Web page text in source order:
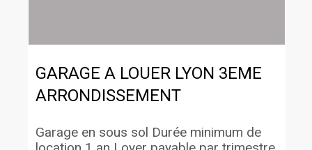
GARAGE A LOUER LYON 3EME
ARRONDISSEMENT
Garage en sous sol Durée minimum de